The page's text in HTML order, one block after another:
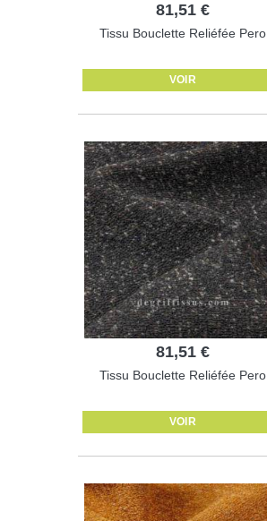
81,51 €
Tissu Bouclette Reliéfée Pero
VOIR
81,51 €
Tissu Bouclette Reliéfée Pero
VOIR